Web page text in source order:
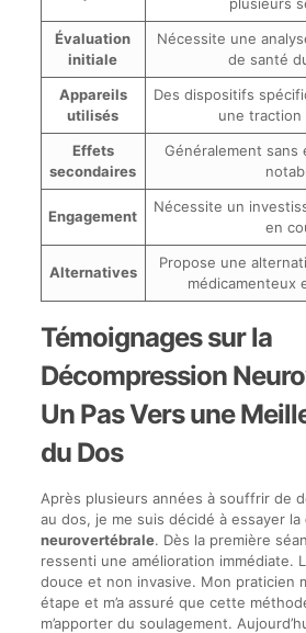
Évaluation
initiale
Nécessite une
de santé
Appareils
utilisés
Des dispositifs
une traction
Effets
secondaires
Généralement sans
Engagement
Nécessite un
en
Alternatives
Propose une
médicamenteux
Témoignages sur la
Décompression
Un Pas Vers une
du Dos
Après plusieurs années à souffrir de
au dos, je me suis décidé à essayer la
neurovertébrale. Dès la première
ressenti une amélioration immédiate.
douce et non invasive. Mon praticien
étape et m’a assuré que cette
m’apporter du soulagement.